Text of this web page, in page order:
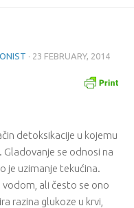
· 23 FEBRUARY, 2014
detoksikacije u kojemu
se odnosi na
je uzimanje tekućina.
ali često se ono
razina glukoze u krvi,